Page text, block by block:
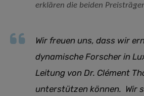
erklären die beiden
Wir freuen uns, dass wir
dynamische Forscher in
Leitung von Dr. Clément
unterstützen können. Wir